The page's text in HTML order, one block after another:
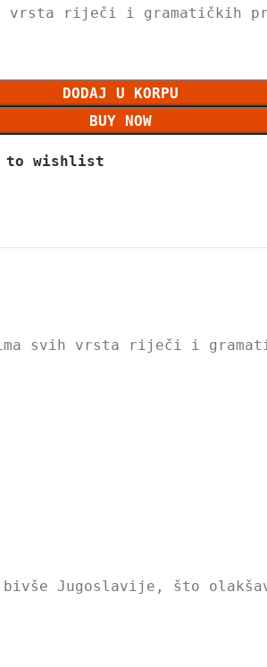
vrsta riječi i gramatičkih
DODAJ U KORPU
BUY NOW
to wishlist
svih vrsta riječi i
Jugoslavije, što